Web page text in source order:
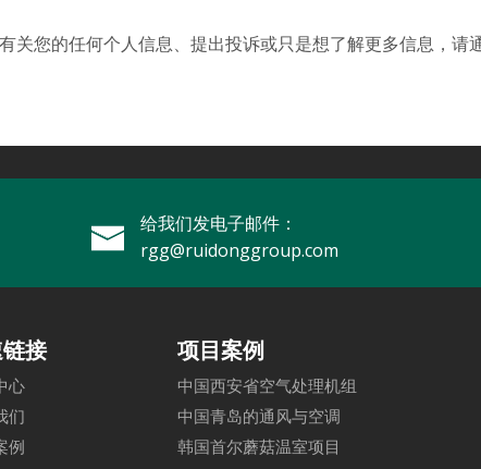
您的任何个人信息、提出投诉或只是想了解更多信息，请
给我们发电子邮件：
rgg@ruidonggroup.com
接
心
们
例
项目案例
中国西安省空气处理机组
中国青岛的通风与空调
韩国首尔蘑菇温室项目